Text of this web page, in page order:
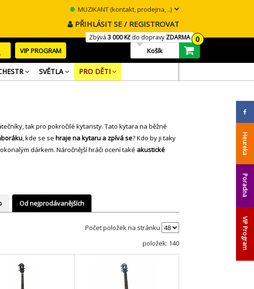
MUZIKANT (kontakt, prodejna, ..)
PŘIHLÁSIT SE / REGISTROVAT
VIP PROGRAM
Zbývá 3 000 Kčdo dopravy ZDARMA 0
Košík
SVĚTLA PRO DĚTI
Heureka
Poradna
VIP Program
tak pro pokročilé kytaristy. Tato kytara na běžné
, kde se se hraje na kytaru a zpívá se? Kdo by ji taky
dárkem. Náročnější hráči ocení také akustické
Od nejprodávanějších
Počet položek na stránku
položek: 140